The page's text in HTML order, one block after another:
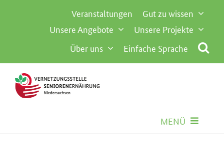
Veranstaltungen
Gut zu wissen
Unsere Angebote
Unsere Projekte
Über uns
Einfache Sprache
MENÜ